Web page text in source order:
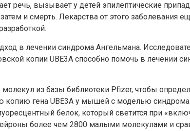
речь, вызывает у детей эпилептические
и смерть. Лекарства от этого заболевания
в лечении синдрома Ангельмана.
копии UBE3A способно помочь в лечении
из базы библиотеки Pfizer, чтобы
гена UBE3A у мышей с моделью синдрома
белок, который светится при
более чем 2800 малыми молекулами и